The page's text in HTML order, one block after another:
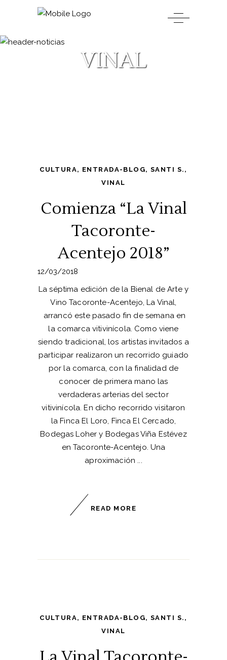
VINAL
CULTURA, ENTRADA-BLOG,SANTI S. ,
VINAL
Comienza “La Vinal
Tacoronte-
Acentejo 2018”
12/03/2018
La séptima edición de la Bienal de Arte y
Vino Tacoronte-Acentejo, La Vinal,
arrancó este pasado fin de semana en
la comarca vitivinícola. Como viene
siendo tradicional, los artistas invitados a
participar realizaron un recorrido guiado
por la comarca, con la finalidad de
conocer de primera mano las
verdaderas arterias del sector
vitivinícola. En dicho recorrido visitaron
la Finca El Loro, Finca El Cercado,
Bodegas Loher y Bodegas Viña Estévez
en Tacoronte-Acentejo. Una
aproximación
READ MORE
CULTURA, ENTRADA-BLOG,SANTI S. ,
VINAL